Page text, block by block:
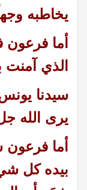
يخاطبه
أما فرعون
الذي آمنت
سيدنا يونس
يرى الله
أما
بيده كل